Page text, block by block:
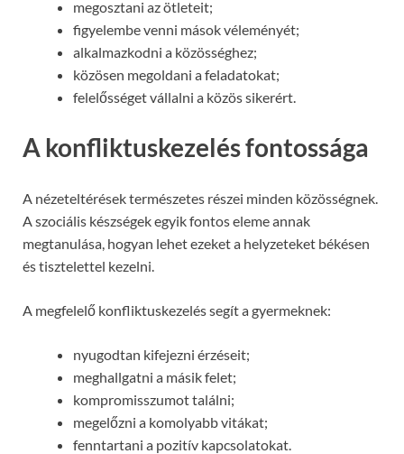
megosztani az ötleteit;
figyelembe venni mások véleményét;
alkalmazkodni a közösséghez;
közösen megoldani a feladatokat;
felelősséget vállalni a közös sikerért.
A konfliktuskezelés fontossága
A nézeteltérések természetes részei minden közösségnek.
A szociális készségek egyik fontos eleme annak
megtanulása, hogyan lehet ezeket a helyzeteket békésen
és tisztelettel kezelni.
A megfelelő konfliktuskezelés segít a gyermeknek:
nyugodtan kifejezni érzéseit;
meghallgatni a másik felet;
kompromisszumot találni;
megelőzni a komolyabb vitákat;
fenntartani a pozitív kapcsolatokat.